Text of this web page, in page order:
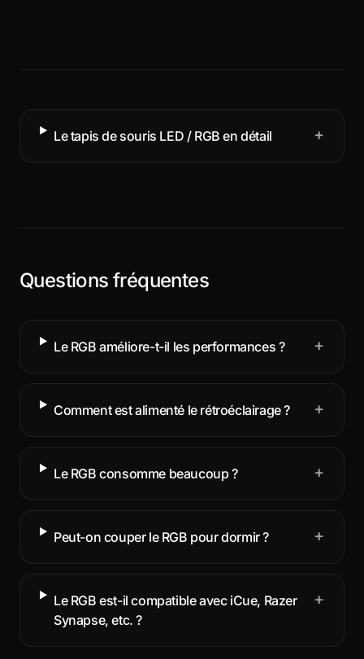
Le tapis de souris LED / RGB en détail +
Questions fréquentes
Le RGB améliore-t-il les performances ? +
Comment est alimenté le rétroéclairage ? +
Le RGB consomme beaucoup ? +
Peut-on couper le RGB pour dormir ? +
Le RGB est-il compatible avec iCue, Razer
Synapse, etc. ?
+